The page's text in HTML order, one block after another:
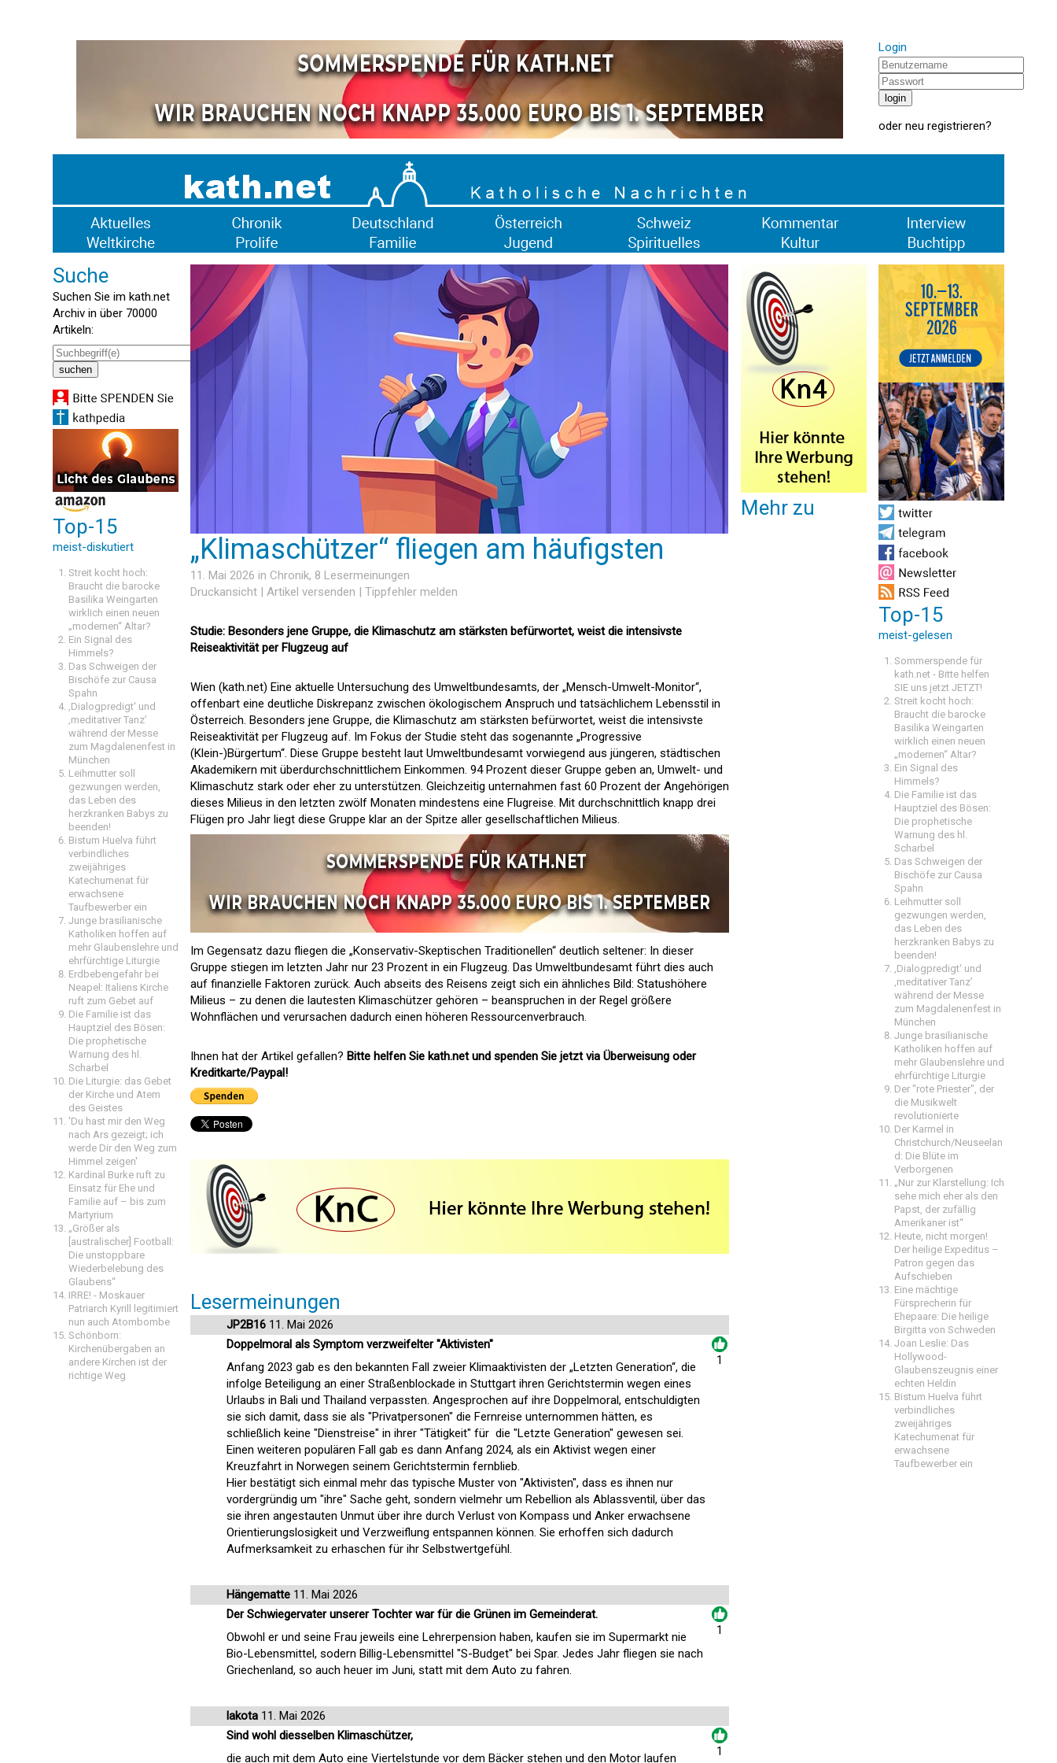
Login
oder neu registrieren?
Suche
Suchen Sie im kath.net
Archiv in über 70000
Artikeln:
Top-15
meist-diskutiert
Streit kocht hoch:
Braucht die barocke
Basilika Weingarten
wirklich einen neuen
„modernen“ Altar?
Ein Signal des
Himmels?
Das Schweigen der
Bischöfe zur Causa
Spahn
‚Dialogpredigt‘ und
‚meditativer Tanz’
während der Messe
zum Magdalenenfest in
München
Leihmutter soll
gezwungen werden,
das Leben des
herzkranken Babys zu
beenden!
Bistum Huelva führt
verbindliches
zweijähriges
Katechumenat für
erwachsene
Taufbewerber ein
Junge brasilianische
Katholiken hoffen auf
mehr Glaubenslehre und
ehrfürchtige Liturgie
Erdbebengefahr bei
Neapel: Italiens Kirche
ruft zum Gebet auf
Die Familie ist das
Hauptziel des Bösen:
Die prophetische
Warnung des hl.
Scharbel
Die Liturgie: das Gebet
der Kirche und Atem
des Geistes
'Du hast mir den Weg
nach Ars gezeigt; ich
werde Dir den Weg zum
Himmel zeigen'
Kardinal Burke ruft zu
Einsatz für Ehe und
Familie auf – bis zum
Martyrium
„Größer als
[australischer] Football:
Die unstoppbare
Wiederbelebung des
Glaubens“
IRRE! - Moskauer
Patriarch Kyrill legitimiert
nun auch Atombombe
Schönborn:
Kirchenübergaben an
andere Kirchen ist der
richtige Weg
„Klimaschützer“ fliegen am häufigsten
11. Mai 2026 in Chronik, 8 Lesermeinungen
Druckansicht | Artikel versenden | Tippfehler melden
Studie: Besonders jene Gruppe, die Klimaschutz am stärksten befürwortet, weist die intensivste
Reiseaktivität per Flugzeug auf
Wien (kath.net) Eine aktuelle Untersuchung des Umweltbundesamts, der „Mensch-Umwelt-Monitor“,
offenbart eine deutliche Diskrepanz zwischen ökologischem Anspruch und tatsächlichem Lebensstil in
Österreich. Besonders jene Gruppe, die Klimaschutz am stärksten befürwortet, weist die intensivste
Reiseaktivität per Flugzeug auf. Im Fokus der Studie steht das sogenannte „Progressive
(Klein-)Bürgertum“. Diese Gruppe besteht laut Umweltbundesamt vorwiegend aus jüngeren, städtischen
Akademikern mit überdurchschnittlichem Einkommen. 94 Prozent dieser Gruppe geben an, Umwelt- und
Klimaschutz stark oder eher zu unterstützen. Gleichzeitig unternahmen fast 60 Prozent der Angehörigen
dieses Milieus in den letzten zwölf Monaten mindestens eine Flugreise. Mit durchschnittlich knapp drei
Flügen pro Jahr liegt diese Gruppe klar an der Spitze aller gesellschaftlichen Milieus.
Im Gegensatz dazu fliegen die „Konservativ-Skeptischen Traditionellen“ deutlich seltener: In dieser
Gruppe stiegen im letzten Jahr nur 23 Prozent in ein Flugzeug. Das Umweltbundesamt führt dies auch
auf finanzielle Faktoren zurück. Auch abseits des Reisens zeigt sich ein ähnliches Bild: Statushöhere
Milieus – zu denen die lautesten Klimaschützer gehören – beanspruchen in der Regel größere
Wohnflächen und verursachen dadurch einen höheren Ressourcenverbrauch.
Ihnen hat der Artikel gefallen? Bitte helfen Sie kath.net und spenden Sie jetzt via Überweisung oder
Kreditkarte/Paypal!
Lesermeinungen
JP2B16 11. Mai 2026
Doppelmoral als Symptom verzweifelter "Aktivisten"
Anfang 2023 gab es den bekannten Fall zweier Klimaaktivisten der „Letzten Generation“, die
infolge Beteiligung an einer Straßenblockade in Stuttgart ihren Gerichtstermin wegen eines
Urlaubs in Bali und Thailand verpassten. Angesprochen auf ihre Doppelmoral, entschuldigten
sie sich damit, dass sie als "Privatpersonen" die Fernreise unternommen hätten, es
schließlich keine "Dienstreise" in ihrer "Tätigkeit" für die "Letzte Generation" gewesen sei.
Einen weiteren populären Fall gab es dann Anfang 2024, als ein Aktivist wegen einer
Kreuzfahrt in Norwegen seinem Gerichtstermin fernblieb.
Hier bestätigt sich einmal mehr das typische Muster von "Aktivisten", dass es ihnen nur
vordergründig um "ihre" Sache geht, sondern vielmehr um Rebellion als Ablassventil, über das
sie ihren angestauten Unmut über ihre durch Verlust von Kompass und Anker erwachsene
Orientierungslosigkeit und Verzweiflung entspannen können. Sie erhoffen sich dadurch
Aufmerksamkeit zu erhaschen für ihr Selbstwertgefühl.
1
Hängematte 11. Mai 2026
Der Schwiegervater unserer Tochter war für die Grünen im Gemeinderat.
Obwohl er und seine Frau jeweils eine Lehrerpension haben, kaufen sie im Supermarkt nie
Bio-Lebensmittel, sodern Billig-Lebensmittel "S-Budget" bei Spar. Jedes Jahr fliegen sie nach
Griechenland, so auch heuer im Juni, statt mit dem Auto zu fahren.
1
lakota 11. Mai 2026
Sind wohl diesselben Klimaschützer,
die auch mit dem Auto eine Viertelstunde vor dem Bäcker stehen und den Motor laufen
1
Mehr zu
Top-15
meist-gelesen
Sommerspende für
kath.net - Bitte helfen
SIE uns jetzt JETZT!
Streit kocht hoch:
Braucht die barocke
Basilika Weingarten
wirklich einen neuen
„modernen“ Altar?
Ein Signal des
Himmels?
Die Familie ist das
Hauptziel des Bösen:
Die prophetische
Warnung des hl.
Scharbel
Das Schweigen der
Bischöfe zur Causa
Spahn
Leihmutter soll
gezwungen werden,
das Leben des
herzkranken Babys zu
beenden!
‚Dialogpredigt‘ und
‚meditativer Tanz’
während der Messe
zum Magdalenenfest in
München
Junge brasilianische
Katholiken hoffen auf
mehr Glaubenslehre und
ehrfürchtige Liturgie
Der "rote Priester", der
die Musikwelt
revolutionierte
Der Karmel in
Christchurch/Neuseelan
d: Die Blüte im
Verborgenen
„Nur zur Klarstellung: Ich
sehe mich eher als den
Papst, der zufällig
Amerikaner ist“
Heute, nicht morgen!
Der heilige Expeditus –
Patron gegen das
Aufschieben
Eine mächtige
Fürsprecherin für
Ehepaare: Die heilige
Birgitta von Schweden
Joan Leslie: Das
Hollywood-
Glaubenszeugnis einer
echten Heldin
Bistum Huelva führt
verbindliches
zweijähriges
Katechumenat für
erwachsene
Taufbewerber ein